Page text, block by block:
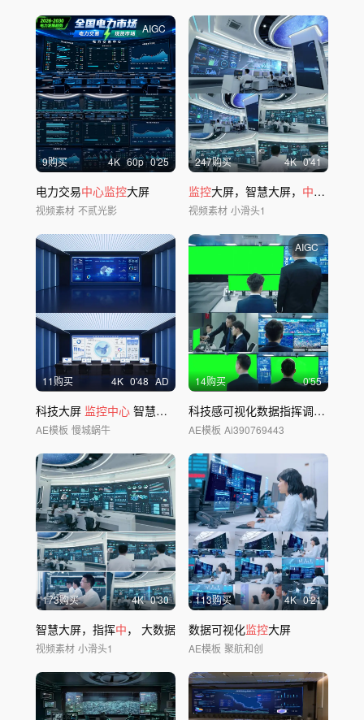
AIGC
9购买 4K 60p 0'25
电力交易中心监控大屏
视频素材 不贰光影
247购买 4K 0'41
监控大屏，智慧大屏， 中控
视频素材 小滑头1
11购买 4K 0'48 AD
科技大屏 监控中心 智慧大屏
AE模板 慢城蜗牛
AIGC
14购买 0'55
科技感可视化数据指挥调度
AE模板 Ai390769443
173购买 4K 0'30
智慧大屏，指挥中， 大数据
视频素材 小滑头1
113购买 4K 0'21
数据可视化监控大屏
AE模板 聚航和创